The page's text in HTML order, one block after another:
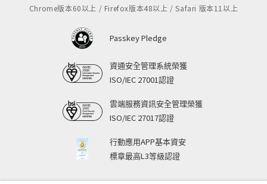
Chrome版本60以上 / Firefox版本48以上 / Safari 版本11以上
Passkey Pledge
資通安全管理系統榮獲
ISO/IEC 27001認證
雲端服務資訊安全管理榮獲
ISO/IEC 27017認證
行動應用APP基本資安
標章最高L3等級認證